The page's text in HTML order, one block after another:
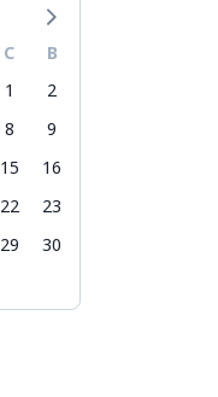
С
В
1
2
8
9
15
16
22
23
29
30